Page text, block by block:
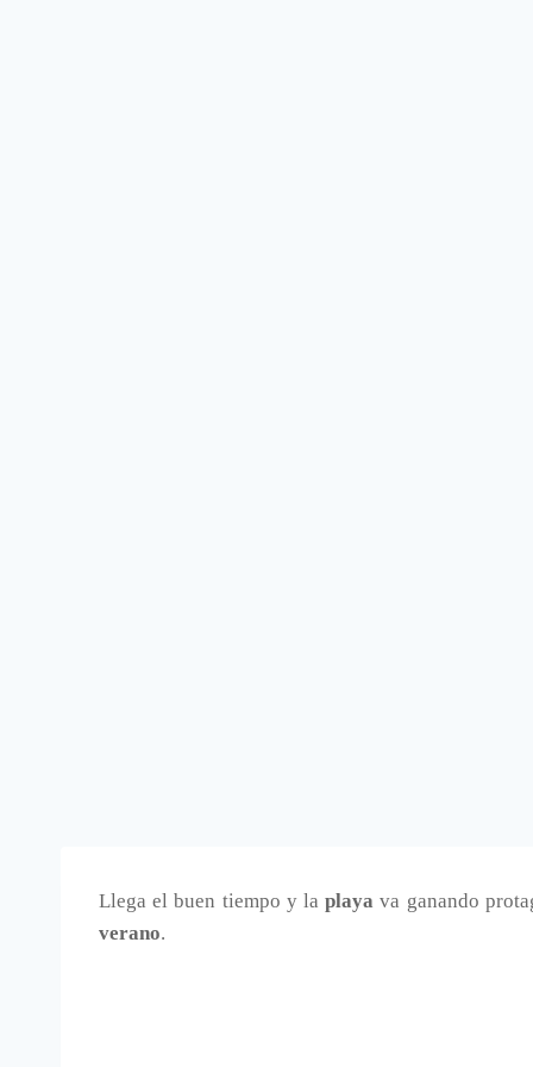
Llega el buen tiempo y laplaya va ganando
verano.